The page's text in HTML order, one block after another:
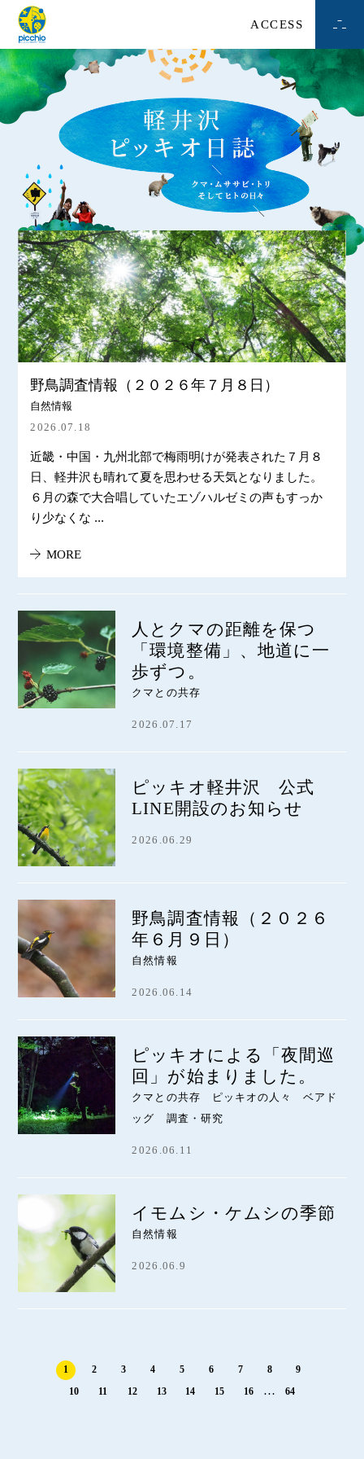
ACCESS
野鳥調査情報（２０２６年７月８日）
自然情報
2026.07.18
近畿・中国・九州北部で梅雨明けが発表された７月８
日、軽井沢も晴れて夏を思わせる天気となりました。
６月の森で大合唱していたエゾハルゼミの声もすっか
り少なくな ...
MORE
人とクマの距離を保つ
「環境整備」、地道に一
歩ずつ。
クマとの共存
2026.07.17
ピッキオ軽井沢 公式
LINE開設のお知らせ
2026.06.29
野鳥調査情報（２０２６
年６月９日）
自然情報
2026.06.14
ピッキオによる「夜間巡
回」が始まりました。
クマとの共存 ピッキオの人々 ベアド
ッグ 調査・研究
2026.06.11
イモムシ・ケムシの季節
自然情報
2026.06.9
1 2 3 4 5 6 7 8
9
10
11 12 13 14 15 16 … 64